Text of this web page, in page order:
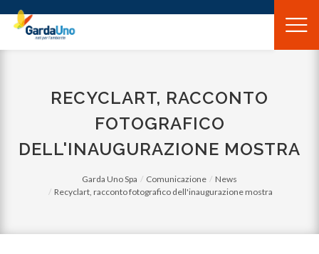
Gardauno
Spa
RECYCLART, RACCONTO
FOTOGRAFICO
DELL'INAUGURAZIONE MOSTRA
Garda Uno Spa Comunicazione
News
Recyclart, racconto fotografico dell'inaugurazione mostra